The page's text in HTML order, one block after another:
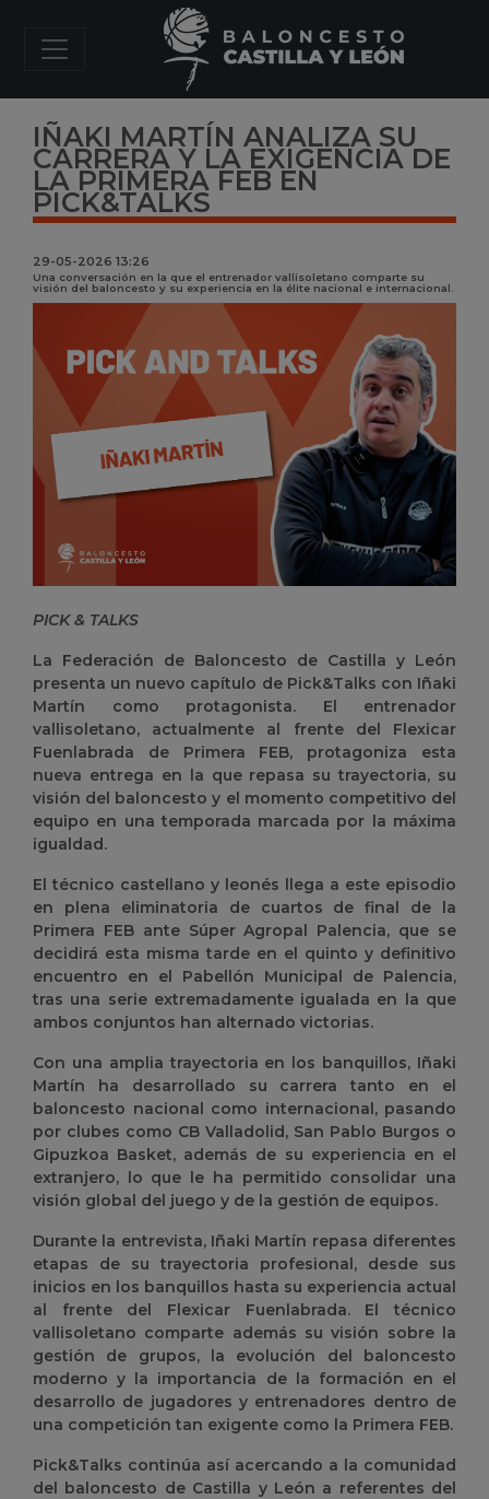
IÑAKI MARTÍN ANALIZA SU
CARRERA Y LA EXIGENCIA DE
LA PRIMERA FEB EN
PICK&TALKS
29-05-2026 13:26
Una conversación en la que el entrenador vallisoletano comparte su
visión del baloncesto y su experiencia en la élite nacional e internacional.
PICK & TALKS
La Federación de Baloncesto de Castilla y León
presenta un nuevo capítulo de Pick&Talks con Iñaki
Martín como protagonista. El entrenador
vallisoletano, actualmente al frente del Flexicar
Fuenlabrada de Primera FEB, protagoniza esta
nueva entrega en la que repasa su trayectoria, su
visión del baloncesto y el momento competitivo del
equipo en una temporada marcada por la máxima
igualdad.
El técnico castellano y leonés llega a este episodio
en plena eliminatoria de cuartos de final de la
Primera FEB ante Súper Agropal Palencia, que se
decidirá esta misma tarde en el quinto y definitivo
encuentro en el Pabellón Municipal de Palencia,
tras una serie extremadamente igualada en la que
ambos conjuntos han alternado victorias.
Con una amplia trayectoria en los banquillos, Iñaki
Martín ha desarrollado su carrera tanto en el
baloncesto nacional como internacional, pasando
por clubes como CB Valladolid, San Pablo Burgos o
Gipuzkoa Basket, además de su experiencia en el
extranjero, lo que le ha permitido consolidar una
visión global del juego y de la gestión de equipos.
Durante la entrevista, Iñaki Martín repasa diferentes
etapas de su trayectoria profesional, desde sus
inicios en los banquillos hasta su experiencia actual
al frente del Flexicar Fuenlabrada. El técnico
vallisoletano comparte además su visión sobre la
gestión de grupos, la evolución del baloncesto
moderno y la importancia de la formación en el
desarrollo de jugadores y entrenadores dentro de
una competición tan exigente como la Primera FEB.
Pick&Talks continúa así acercando a la comunidad
del baloncesto de Castilla y León a referentes del